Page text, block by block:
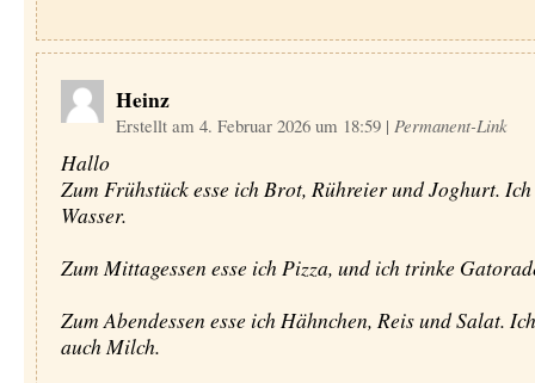
Heinz
Erstellt am 4. Februar 2026 um 18:59 | Permanent-Link
Hallo
Zum Frühstück esse ich Brot, Rühreier und Joghurt.
Wasser.
Zum Mittagessen esse ich Pizza, und ich trinke
Zum Abendessen esse ich Hähnchen, Reis und Salat.
auch Milch.